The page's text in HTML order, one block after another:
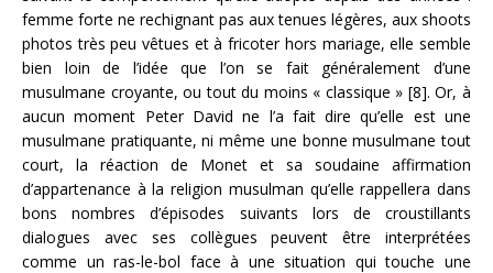
femme forte ne rechignant pas aux tenues légères, aux shoots
photos très peu vêtues et à fricoter hors mariage, elle semble
bien loin de l’idée que l’on se fait généralement d’une
musulmane croyante, ou tout du moins « classique » [8]. Or, à
aucun moment Peter David ne l’a fait dire qu’elle est une
musulmane pratiquante, ni même une bonne musulmane tout
court, la réaction de Monet et sa soudaine affirmation
d’appartenance à la religion musulman qu’elle rappellera dans
bons nombres d’épisodes suivants lors de croustillants
dialogues avec ses collègues peuvent être interprétées
comme un ras-le-bol face à une situation qui touche une